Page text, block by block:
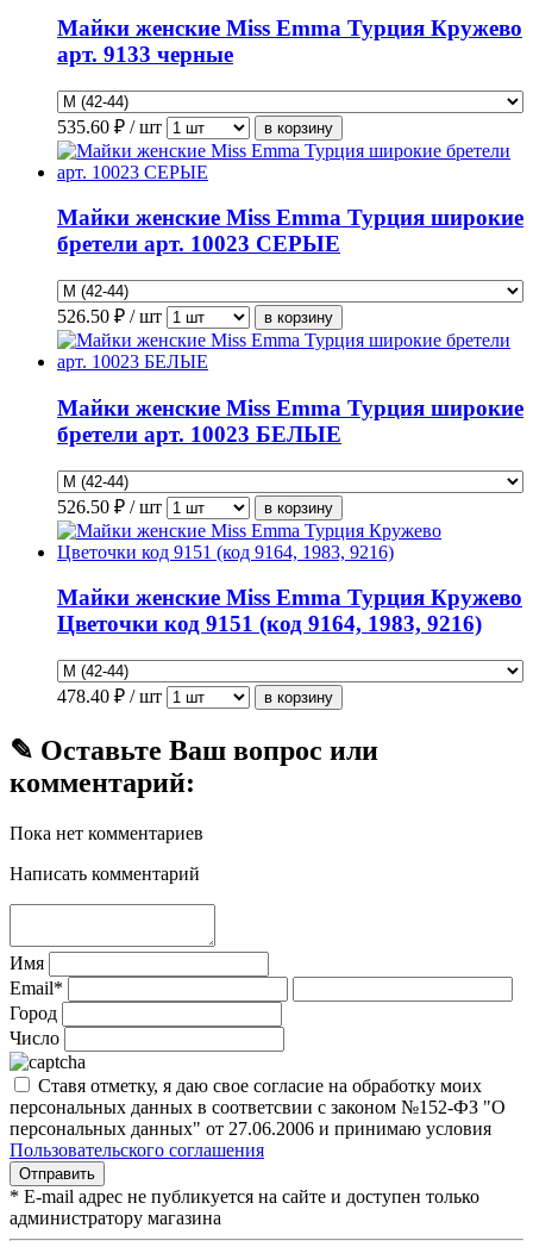
Майки женские Miss Emma Турция Кружево
арт. 9133 черные
535.60 ₽ / шт
Майки женские Miss Emma Турция широкие
бретели арт. 10023 СЕРЫЕ
526.50 ₽ / шт
Майки женские Miss Emma Турция широкие
бретели арт. 10023 БЕЛЫЕ
526.50 ₽ / шт
Майки женские Miss Emma Турция Кружево
Цветочки код 9151 (код 9164, 1983, 9216)
478.40 ₽ / шт
✎ Оставьте Ваш вопрос или
комментарий:
Пока нет комментариев
Написать комментарий
Имя
Email*
Город
Число
Ставя отметку, я даю свое согласие на обработку моих
персональных данных в соответсвии с законом №152-ФЗ "О
персональных данных" от 27.06.2006 и принимаю условия
Пользовательского соглашения
* E-mail адрес не публикуется на сайте и доступен только
администратору магазина